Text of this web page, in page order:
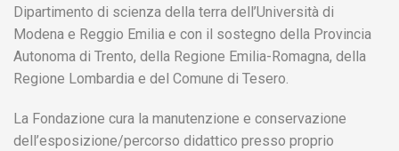
Dipartimento di scienza della terra dell’Università di
Modena e Reggio Emilia e con il sostegno della Provincia
Autonoma di Trento, della Regione Emilia-Romagna, della
Regione Lombardia e del Comune di Tesero.
La Fondazione cura la manutenzione e conservazione
dell’esposizione/percorso didattico presso proprio